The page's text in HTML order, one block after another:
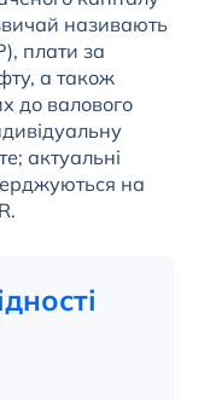
називають
плати за
а також
до валового
актуальні
на